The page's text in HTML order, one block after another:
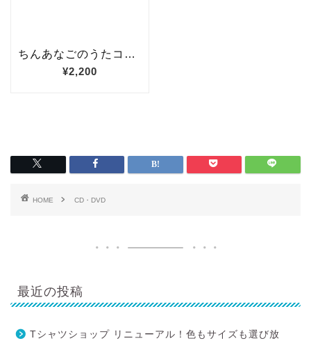
HOME CD・DVD
最近の投稿
Tシャツショップ リニューアル！色もサイズも選び放